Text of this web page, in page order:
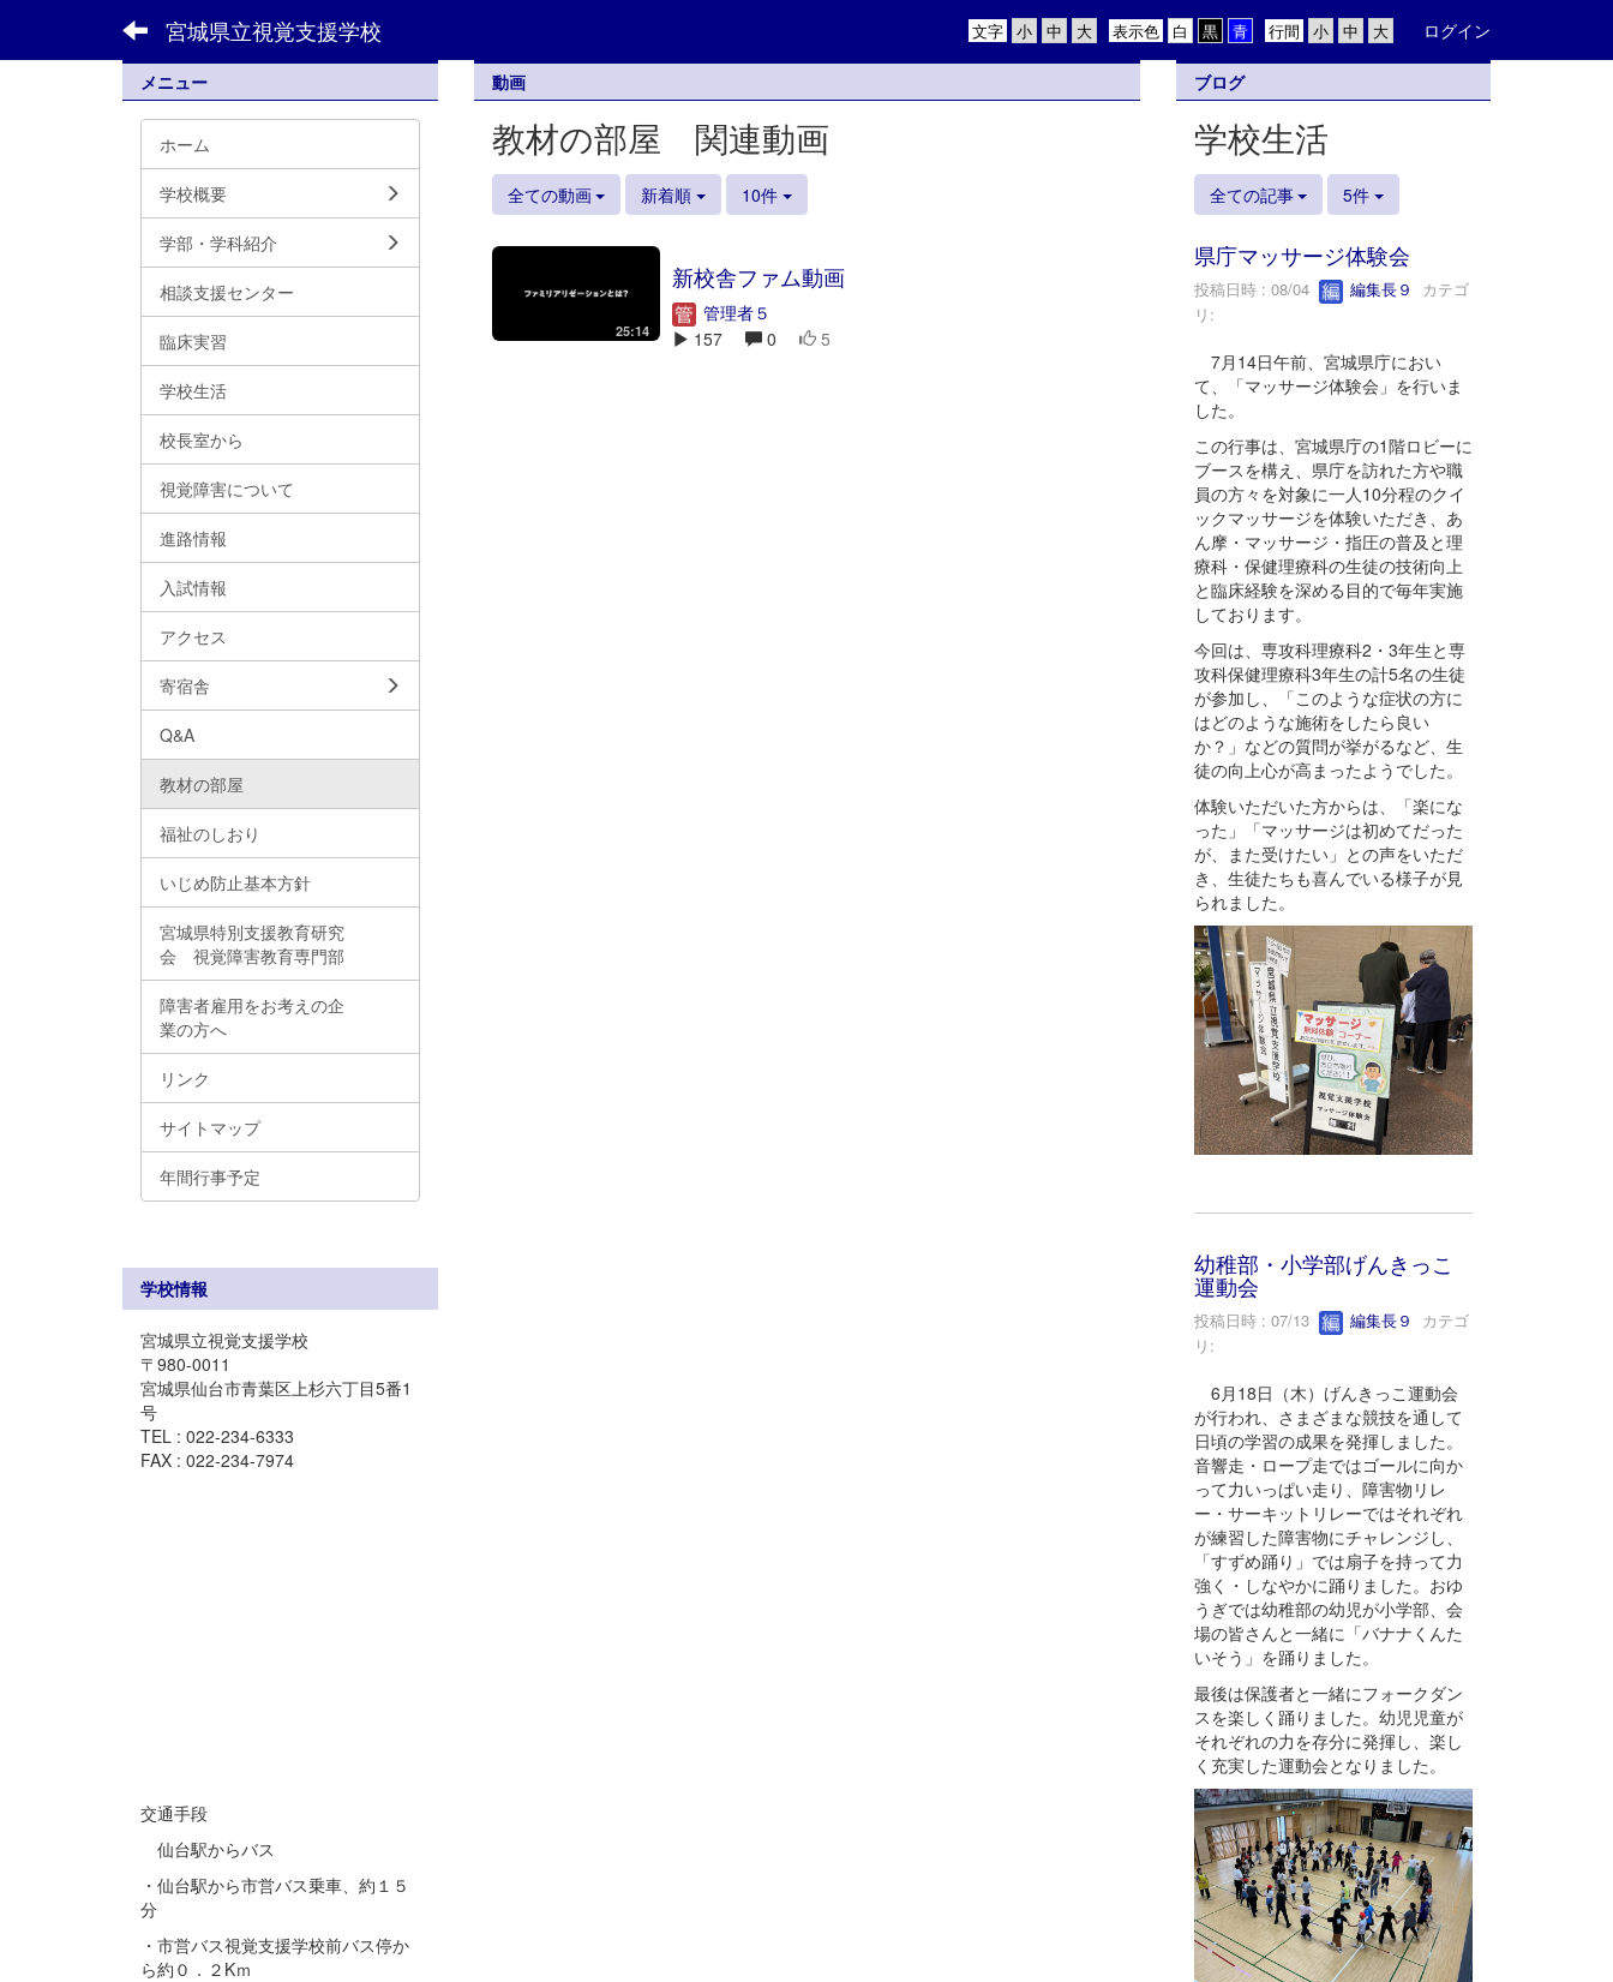
宮城県立視覚支援学校 行間
表示色
文字 ログイン
動画
教材の部屋 関連動画
全ての動画 新着順 10件
25:14
新校舎ファム動画
管理者５
157
0 5
メニュー
ホーム
学校概要
学部・学科紹介
相談支援センター
臨床実習
学校生活
校長室から
視覚障害について
進路情報
入試情報
アクセス
寄宿舎
Q&A
教材の部屋
福祉のしおり
いじめ防止基本方針
宮城県特別支援教育研究
会 視覚障害教育専門部
障害者雇用をお考えの企
業の方へ
リンク
サイトマップ
年間行事予定
学校情報
宮城県立視覚支援学校
〒980-0011
宮城県仙台市青葉区上杉六丁目5番1
号
TEL : 022-234-6333
FAX : 022-234-7974
交通手段
仙台駅からバス
・仙台駅から市営バス乗車、約１５
分
・市営バス視覚支援学校前バス停か
ら約０．２Kｍ
ブログ
学校生活
全ての記事 5件
県庁マッサージ体験会
投稿日時 : 08/04 編集長９
カテゴ
リ:
7月14日午前、宮城県庁におい
て、「マッサージ体験会」を行いま
した。
この行事は、宮城県庁の1階ロビーに
ブースを構え、県庁を訪れた方や職
員の方々を対象に一人10分程のクイ
ックマッサージを体験いただき、あ
ん摩・マッサージ・指圧の普及と理
療科・保健理療科の生徒の技術向上
と臨床経験を深める目的で毎年実施
しております。
今回は、専攻科理療科2・3年生と専
攻科保健理療科3年生の計5名の生徒
が参加し、「このような症状の方に
はどのような施術をしたら良い
か？」などの質問が挙がるなど、生
徒の向上心が高まったようでした。
体験いただいた方からは、「楽にな
った」「マッサージは初めてだった
が、また受けたい」との声をいただ
き、生徒たちも喜んでいる様子が見
られました。
幼稚部・小学部げんきっこ
運動会
投稿日時 : 07/13 編集長９
カテゴ
リ:
6月18日（木）げんきっこ運動会
が行われ、さまざまな競技を通して
日頃の学習の成果を発揮しました。
音響走・ロープ走ではゴールに向か
って力いっぱい走り、障害物リレ
ー・サーキットリレーではそれぞれ
が練習した障害物にチャレンジし、
「すずめ踊り」では扇子を持って力
強く・しなやかに踊りました。おゆ
うぎでは幼稚部の幼児が小学部、会
場の皆さんと一緒に「バナナくんた
いそう」を踊りました。
最後は保護者と一緒にフォークダン
スを楽しく踊りました。幼児児童が
それぞれの力を存分に発揮し、楽し
く充実した運動会となりました。